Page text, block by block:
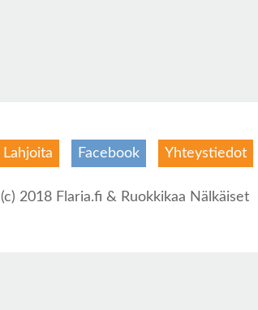
Lahjoita Facebook Yhteystiedot
(c) 2018 Flaria.fi & Ruokkikaa Nälkäiset